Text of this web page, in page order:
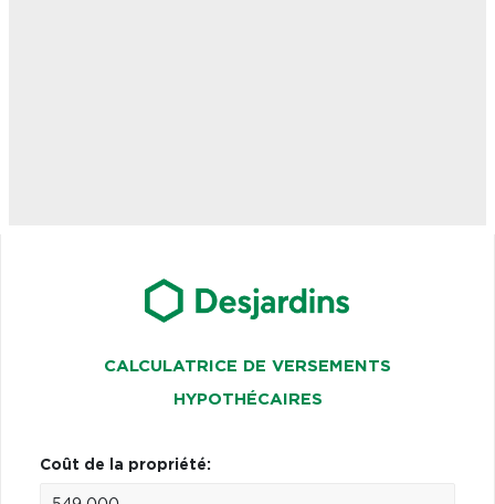
CALCULATRICE DE VERSEMENTS
HYPOTHÉCAIRES
Coût de la propriété: